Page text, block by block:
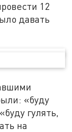
12
давать
«буду
гулять,
на